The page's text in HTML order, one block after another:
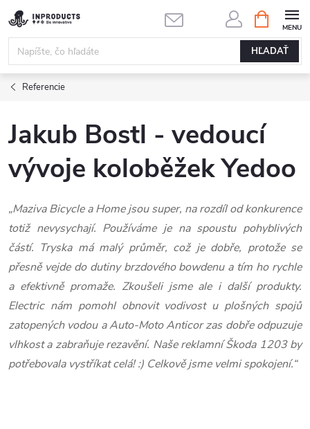
Prejsť
na
obsah
HĽADAŤ
KOŠÍK
Referencie
Jakub Bostl - vedoucí
vývoje koloběžek Yedoo
„Maziva Bicycle a Home jsou super, na rozdíl od konkurence
totiž nevysychají. Používáme je na spoustu pohyblivých
částí. Tryska má malý průměr, což je dobře, protože se
přesně vejde do dutiny brzdového bowdenu a tím ho rychle
a efektivně promaže. Zkoušeli jsme ale i další produkty.
Electric nám pomohl obnovit vodivost u plošných spojů
zatopených vodou a Auto-Moto Anticor zas dobře odpuzuje
vlhkost a zabraňuje rezavění. Naše reklamní Škoda 1203 by
potřebovala vystříkat celá! :) Celkově jsme velmi spokojení.“